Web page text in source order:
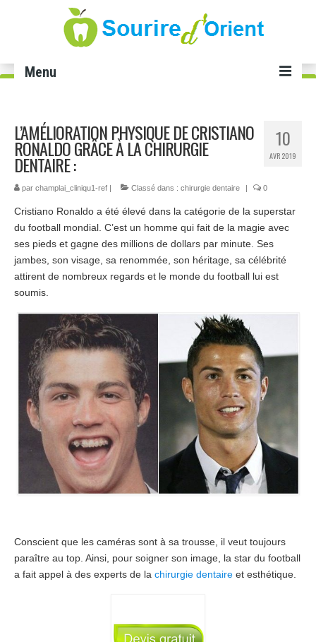
Menu
Soins dentaires
Implant dentaire Tunisie
Smile infinity Tunisie
Blanchiment dents Tunisie
Gingivectomie Tunisie
Cabinet
Chirurgiens
Tarifs
Blog
Devis
10
AVR 2019
L’AMÉLIORATION PHYSIQUE DE CRISTIANO
RONALDO GRÂCE À LA CHIRURGIE
DENTAIRE :
par champlai_cliniqu1-ref | Classé dans : chirurgie dentaire | 0
Cristiano Ronaldo a été élevé dans la catégorie de la superstar
du football mondial. C’est un homme qui fait de la magie avec
ses pieds et gagne des millions de dollars par minute. Ses
jambes, son visage, sa renommée, son héritage, sa célébrité
attirent de nombreux regards et le monde du football lui est
soumis.
Conscient que les caméras sont à sa trousse, il veut toujours
paraître au top. Ainsi, pour soigner son image, la star du football
a fait appel à des experts de la chirurgie dentaire et esthétique.